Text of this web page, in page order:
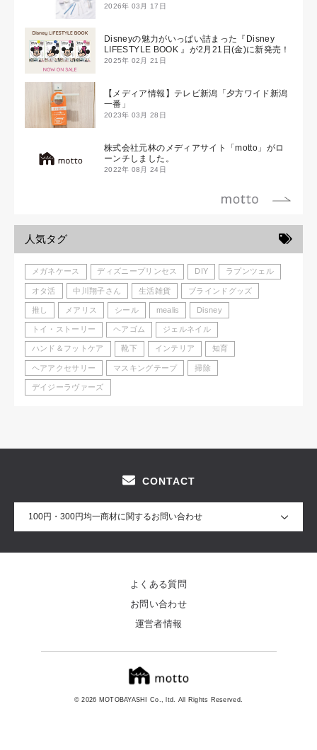
2026年 03月 17日
Disneyの魅力がいっぱい詰まった『Disney
LIFESTYLE BOOK 』が2月21日(金)に新発売！
2025年 02月 21日
【メディア情報】テレビ新潟「夕方ワイド新潟
一番」
2023年 03月 28日
株式会社元林のメディアサイト「motto」がロ
ーンチしました。
2022年 08月 24日
人気タグ
メガネケース ディズニープリンセス DIY ラプンツェル
オタ活 中川翔子さん 生活雑貨 ブラインドグッズ
推し メアリス シール mealis Disney
トイ・ストーリー ヘアゴム ジェルネイル
ハンド＆フットケア 靴下 インテリア 知育
ヘアアクセサリー マスキングテープ 掃除
デイジーラヴァーズ
CONTACT
100円・300円均一商材に関するお問い合わせ
© 2026 MOTOBAYASHI Co., ltd. All Rights Reserved.
よくある質問
お問い合わせ
運営者情報